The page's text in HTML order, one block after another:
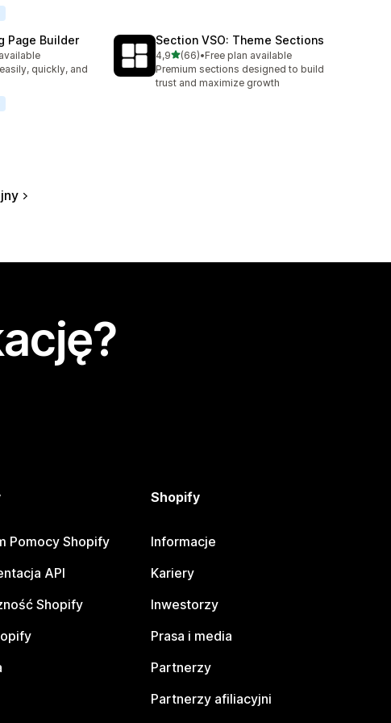
Page Builder
32
quickly, and
Section VSO: Theme Sections
4,9na 5 gwiazdek
(66)
Łączna liczba recenzji: 66
•Free plan available
Premium sections designed to build
trust and maximize growth
Pomocy Shopify
API
Shopify
Shopify
Informacje
Kariery
Inwestorzy
Prasa i media
Partnerzy
Partnerzy afiliacyjni